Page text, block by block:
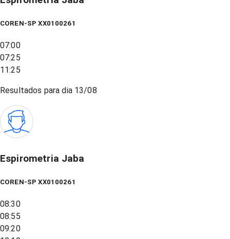
COREN-SP XX0100261
07:00
07:25
11:25
Resultados para dia 13/08
Espirometria Jaba
COREN-SP XX0100261
08:30
08:55
09:20